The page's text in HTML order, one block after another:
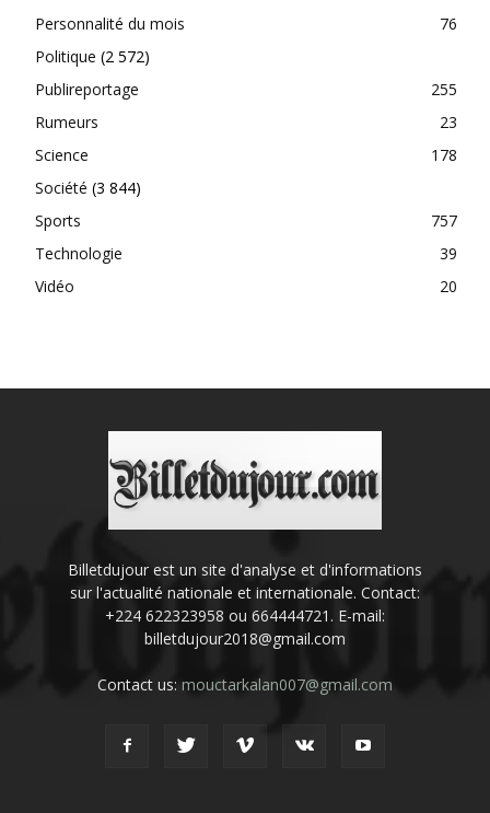
Personnalité du mois
76
Politique (2 572)
Publireportage
255
Rumeurs
23
Science
178
Société (3 844)
Sports
757
Technologie
39
Vidéo
20
Billetdujour est un site d'analyse et d'informations
sur l'actualité nationale et internationale. Contact:
+224 622323958 ou 664444721. E-mail:
billetdujour2018@gmail.com
Contact us: mouctarkalan007@gmail.com